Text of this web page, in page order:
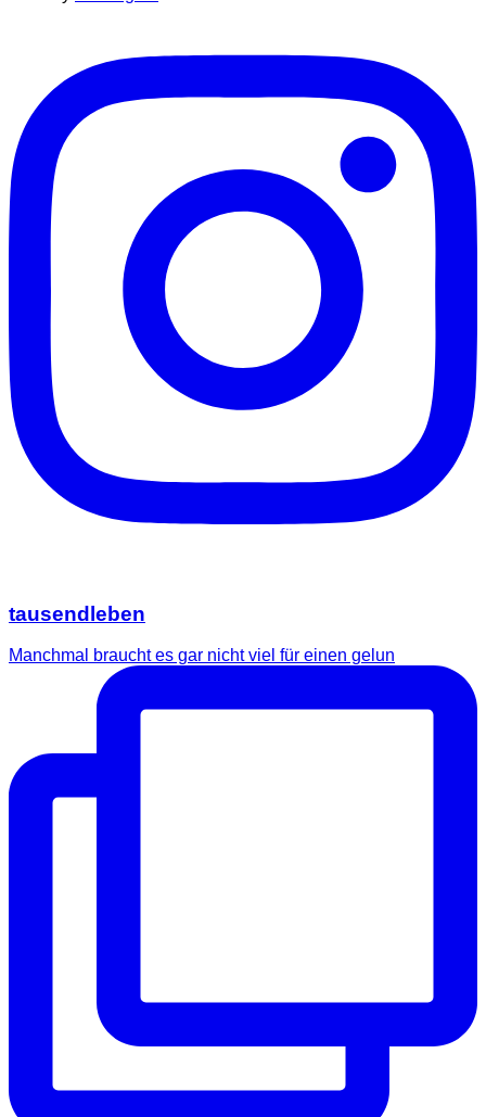
tausendleben
Manchmal braucht es gar nicht viel für einen gelun